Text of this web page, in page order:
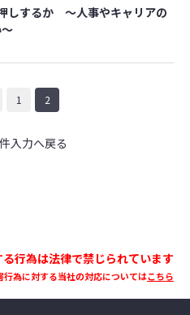
しするか ～人事やキャリアの
1 2
入力へ戻る
行為は法律で禁じられています
為に対する当社の対応についてはこちら